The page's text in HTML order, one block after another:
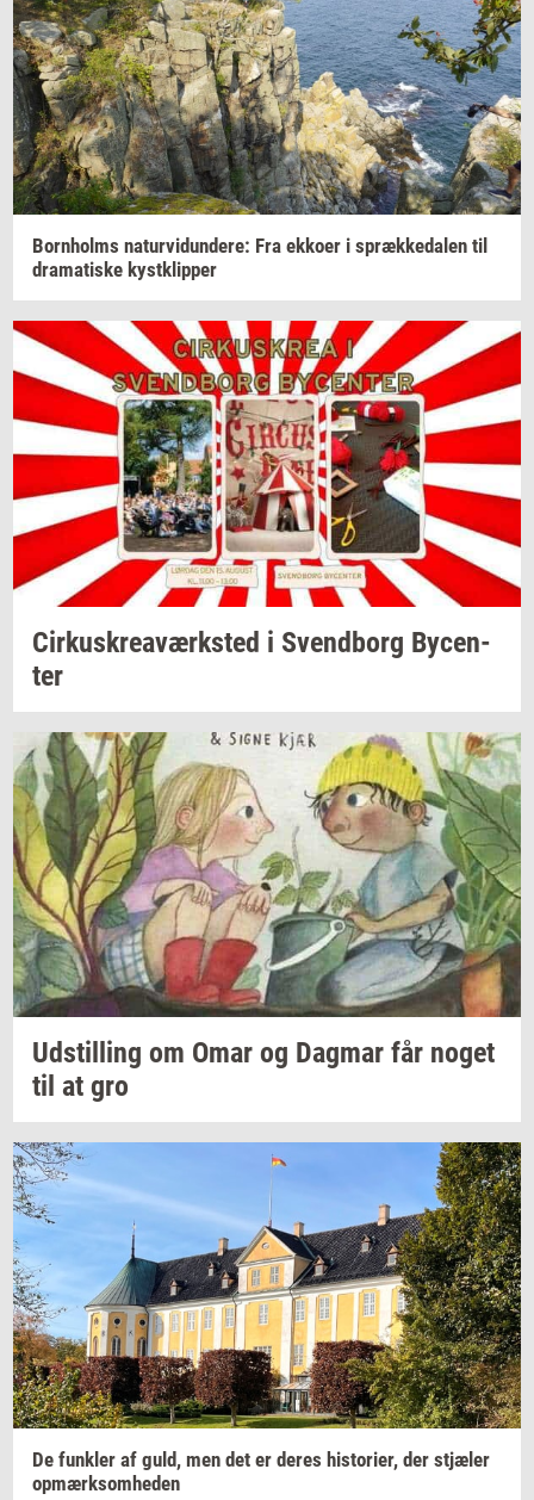
Born­holms na­tur­vi­dun­de­re: Fra ek­ko­er i spræk­ke­da­len til
dra­ma­ti­ske kyst­klip­per
Cir­kuskrea­værk­sted i Svend­borg By­cen­
ter
Ud­stil­ling om Omar og Dag­mar får noget
til at gro
De funk­ler af guld, men det er deres hi­sto­ri­er, der stjæ­ler
op­mærk­som­he­den